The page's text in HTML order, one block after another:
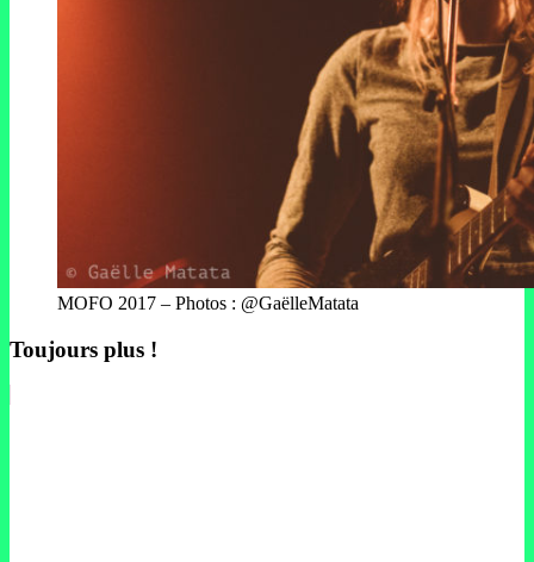
MOFO 2017 – Photos : @GaëlleMatata
Toujours plus !